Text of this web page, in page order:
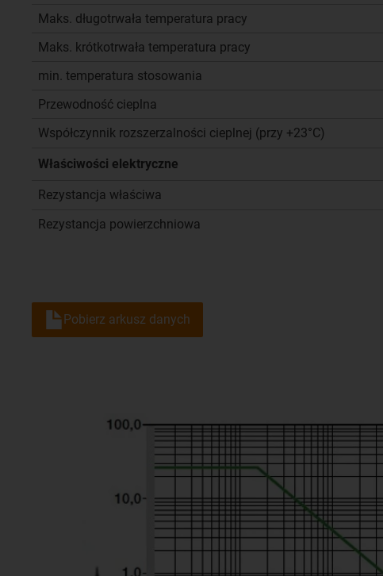
Maks. długotrwała temperatura pracy
Maks. krótkotrwała temperatura pracy
min. temperatura stosowania
Przewodność cieplna
Współczynnik rozszerzalności cieplnej (przy +23°C)
Właściwości elektryczne
Rezystancja właściwa
Rezystancja powierzchniowa
Pobierz arkusz danych